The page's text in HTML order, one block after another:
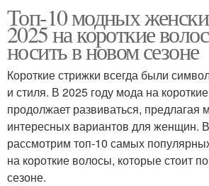
Топ-10 модных
2025 на короткие
носить в новом сезоне
Короткие стрижки всегда были
и стиля. В 2025 году мода на
продолжает развиваться, предлагая
интересных вариантов для женщин.
рассмотрим топ-10 самых
на короткие волосы, которые стоит
сезоне.